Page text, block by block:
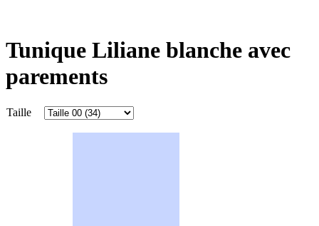
Tunique Liliane blanche avec
parements
Taille